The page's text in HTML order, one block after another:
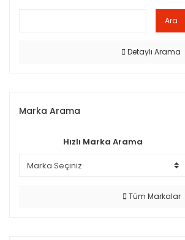
Ara
Detaylı Arama
Marka Arama
Hızlı Marka Arama
Tüm Markalar